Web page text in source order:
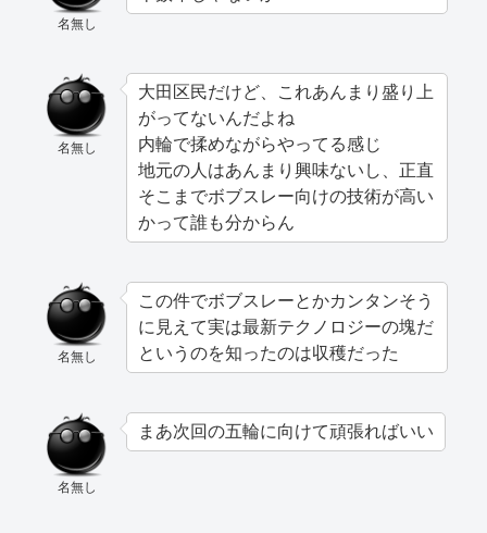
名無し
名無し
大田区民だけど、これあんまり盛り上
がってないんだよね
内輪で揉めながらやってる感じ
地元の人はあんまり興味ないし、正直
そこまでボブスレー向けの技術が高い
かって誰も分からん
名無し
この件でボブスレーとかカンタンそう
に見えて実は最新テクノロジーの塊だ
というのを知ったのは収穫だった
名無し
まあ次回の五輪に向けて頑張ればいい